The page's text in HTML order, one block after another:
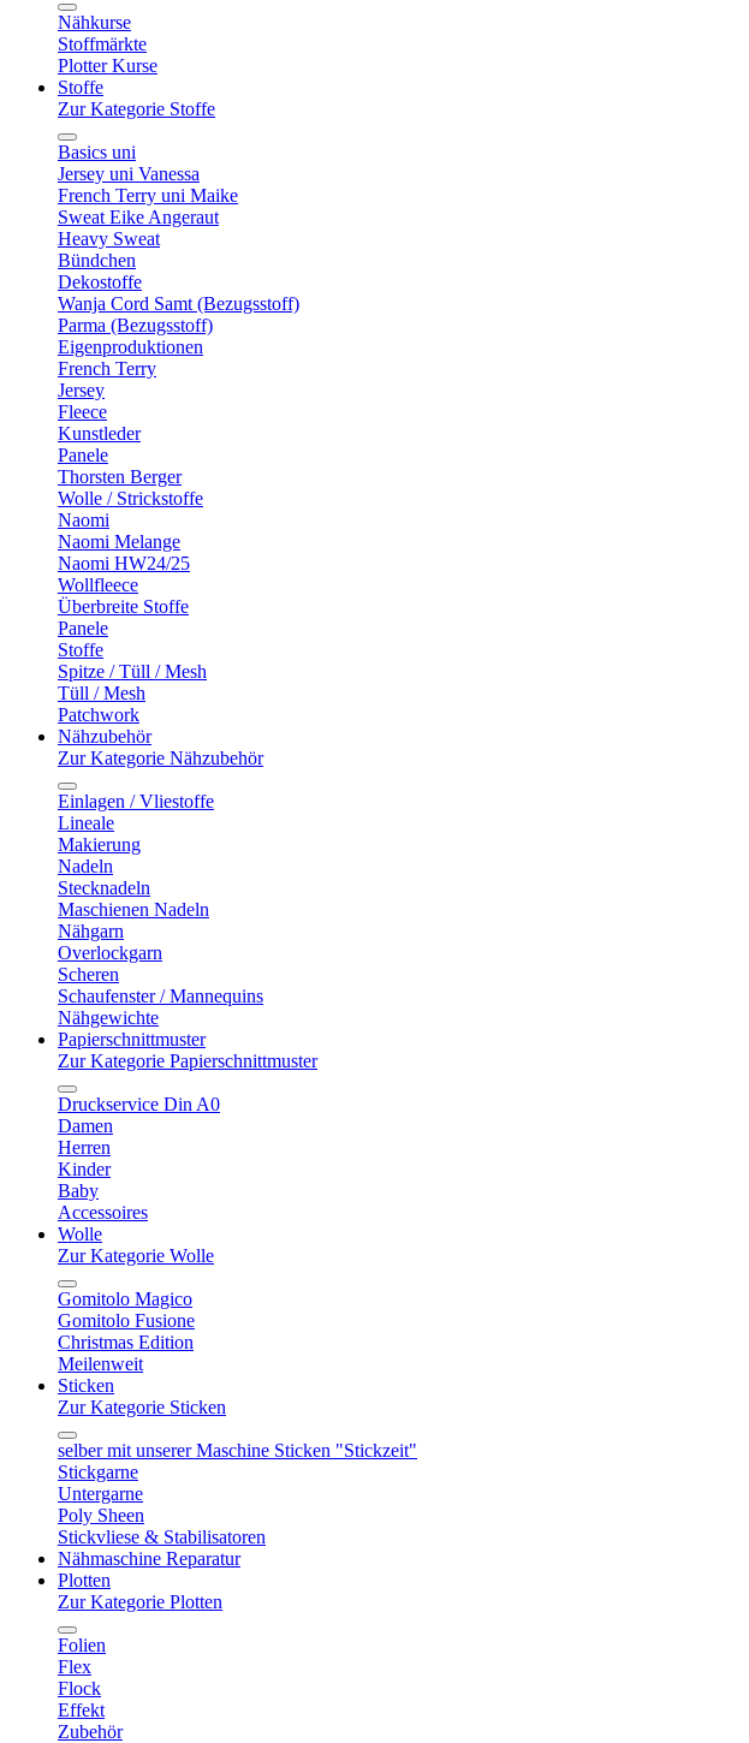
Nähkurse
Stoffmärkte
Plotter Kurse
Stoffe
Zur Kategorie Stoffe
Basics uni
Jersey uni Vanessa
French Terry uni Maike
Sweat Eike Angeraut
Heavy Sweat
Bündchen
Dekostoffe
Wanja Cord Samt (Bezugsstoff)
Parma (Bezugsstoff)
Eigenproduktionen
French Terry
Jersey
Fleece
Kunstleder
Panele
Thorsten Berger
Wolle / Strickstoffe
Naomi
Naomi Melange
Naomi HW24/25
Wollfleece
Überbreite Stoffe
Panele
Stoffe
Spitze / Tüll / Mesh
Tüll / Mesh
Patchwork
Nähzubehör
Zur Kategorie Nähzubehör
Einlagen / Vliestoffe
Lineale
Makierung
Nadeln
Stecknadeln
Maschienen Nadeln
Nähgarn
Overlockgarn
Scheren
Schaufenster / Mannequins
Nähgewichte
Papierschnittmuster
Zur Kategorie Papierschnittmuster
Druckservice Din A0
Damen
Herren
Kinder
Baby
Accessoires
Wolle
Zur Kategorie Wolle
Gomitolo Magico
Gomitolo Fusione
Christmas Edition
Meilenweit
Sticken
Zur Kategorie Sticken
selber mit unserer Maschine Sticken "Stickzeit"
Stickgarne
Untergarne
Poly Sheen
Stickvliese & Stabilisatoren
Nähmaschine Reparatur
Plotten
Zur Kategorie Plotten
Folien
Flex
Flock
Effekt
Zubehör